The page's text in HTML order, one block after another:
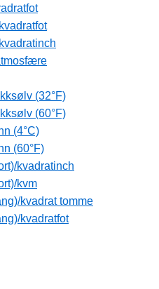
(32°F)
(60°F)
(4°C)
(60°F)
kvadratinch
kvm
kvadrat tomme
kvadratfot